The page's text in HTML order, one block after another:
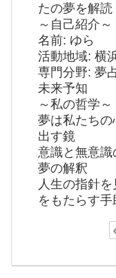
たの夢を解読
～自己紹介～
名前: ゆら
活動地域: 横
専門分野: 夢
未来予知
～私の哲学～
夢は私たちの
出す鏡
意識と無意
夢の解釈
人生の指針
をもたらす手